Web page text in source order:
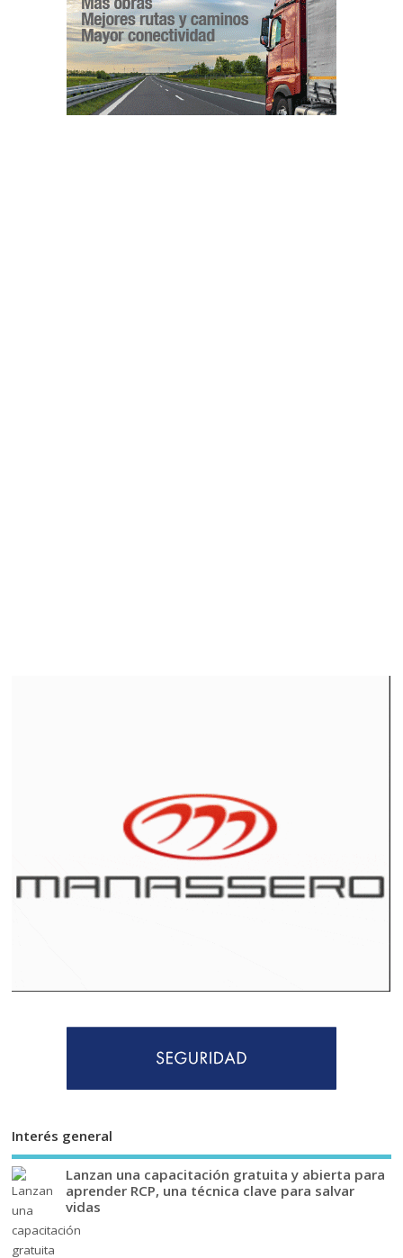
Interés general
Lanzan una capacitación gratuita y abierta para
aprender RCP, una técnica clave para salvar
vidas